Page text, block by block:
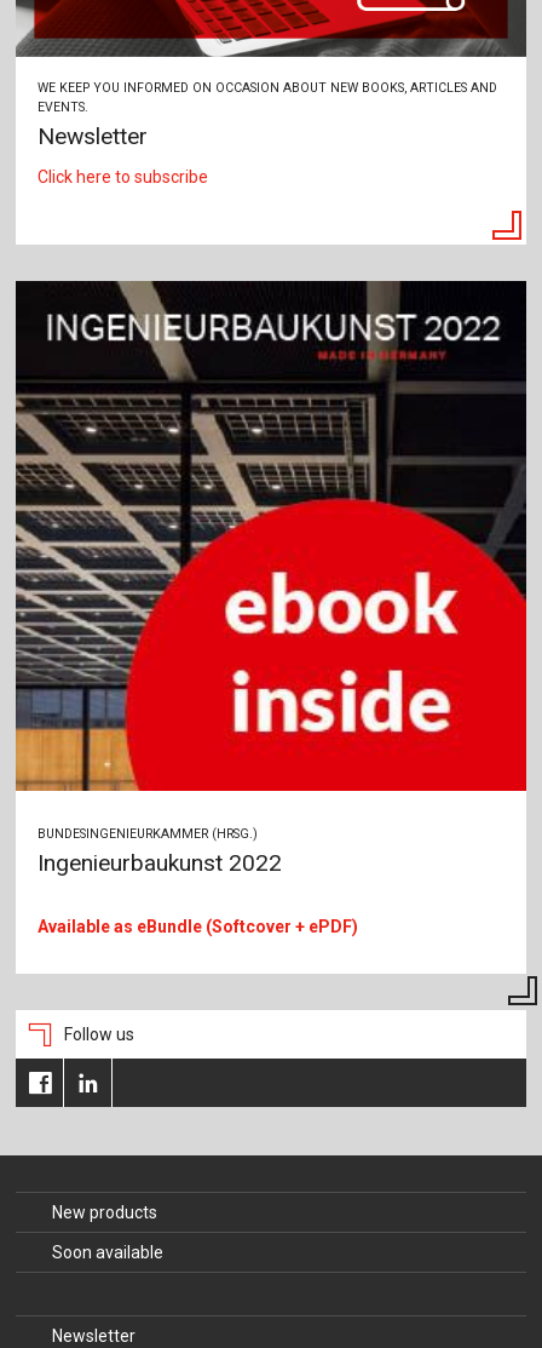
WE KEEP YOU INFORMED ON OCCASION ABOUT NEW BOOKS, ARTICLES AND
EVENTS.
Newsletter
Click here to subscribe
BUNDESINGENIEURKAMMER (HRSG.)
Ingenieurbaukunst 2022
Available as eBundle (Softcover + ePDF)
Follow us
New products
Soon available
Newsletter